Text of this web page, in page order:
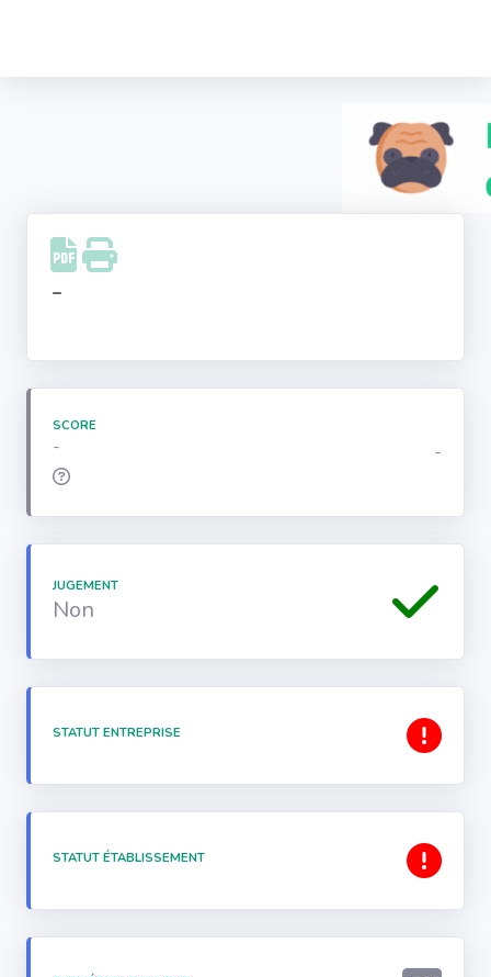
Facebook
Instagram
-
SCORE
- -
JUGEMENT
Non
STATUT ENTREPRISE
STATUT ÉTABLISSEMENT